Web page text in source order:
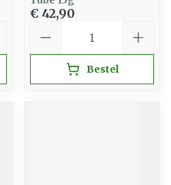
€ 42,90
Bestel